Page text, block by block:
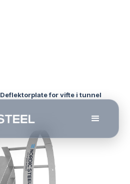
Deflektorplate for vifte i tunnel